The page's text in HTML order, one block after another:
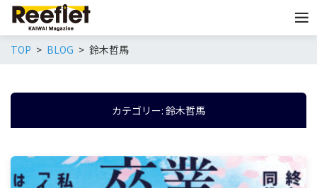
TOP BLOG 鈴木哲馬
カテゴリー: 鈴木哲馬